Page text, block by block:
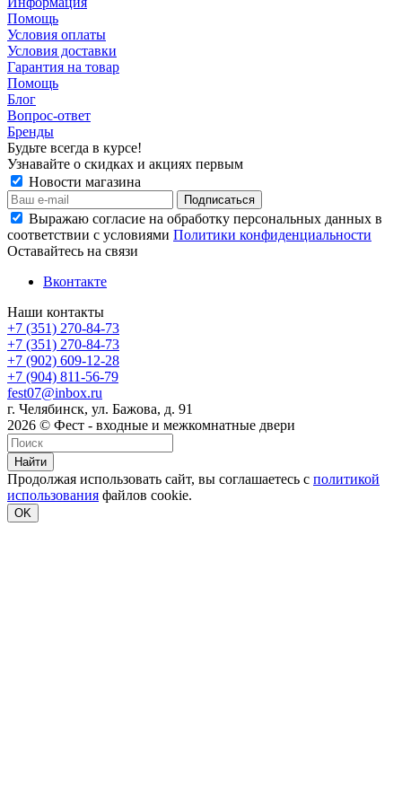
Помощь
Условия оплаты
Условия доставки
Гарантия на товар
Помощь
Блог
Вопрос-ответ
Бренды
Будьте всегда в курсе!
Узнавайте о скидках и акциях первым
Новости магазина
Выражаю согласие на обработку персональных данных в
соответствии с условиями Политики конфиденциальности
Оставайтесь на связи
Вконтакте
Наши контакты
+7 (351) 270-84-73
+7 (351) 270-84-73
+7 (902) 609-12-28
+7 (904) 811-56-79
fest07@inbox.ru
г. Челябинск, ул. Бажова, д. 91
2026 © Фест - входные и межкомнатные двери
Найти
Продолжая использовать сайт, вы соглашаетесь с политикой
использования файлов cookie.
OK